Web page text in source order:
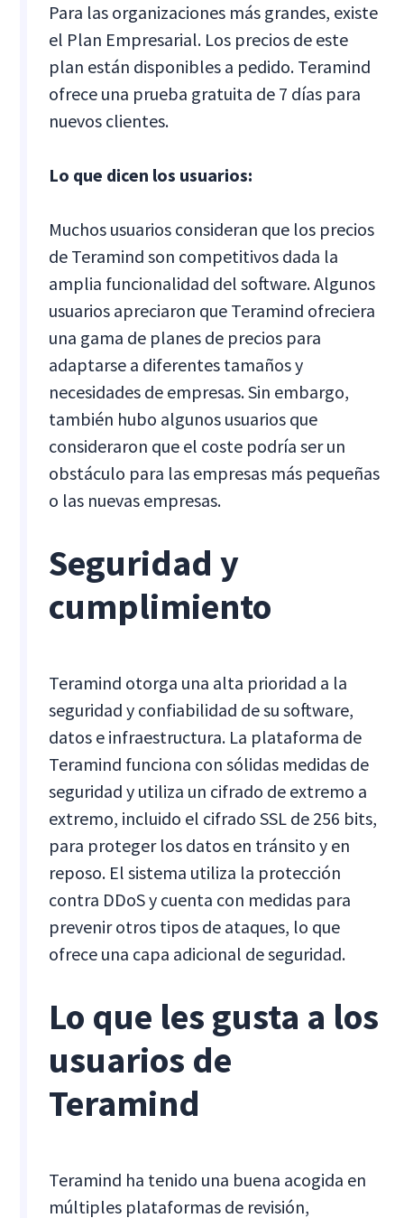
Para las organizaciones más grandes, existe
el Plan Empresarial. Los precios de este
plan están disponibles a pedido. Teramind
ofrece una prueba gratuita de 7 días para
nuevos clientes.
Lo que dicen los usuarios:
Muchos usuarios consideran que los precios
de Teramind son competitivos dada la
amplia funcionalidad del software. Algunos
usuarios apreciaron que Teramind ofreciera
una gama de planes de precios para
adaptarse a diferentes tamaños y
necesidades de empresas. Sin embargo,
también hubo algunos usuarios que
consideraron que el coste podría ser un
obstáculo para las empresas más pequeñas
o las nuevas empresas.
Seguridad y
cumplimiento
Teramind otorga una alta prioridad a la
seguridad y confiabilidad de su software,
datos e infraestructura. La plataforma de
Teramind funciona con sólidas medidas de
seguridad y utiliza un cifrado de extremo a
extremo, incluido el cifrado SSL de 256 bits,
para proteger los datos en tránsito y en
reposo. El sistema utiliza la protección
contra DDoS y cuenta con medidas para
prevenir otros tipos de ataques, lo que
ofrece una capa adicional de seguridad.
Lo que les gusta a los
usuarios de
Teramind
Teramind ha tenido una buena acogida en
múltiples plataformas de revisión,